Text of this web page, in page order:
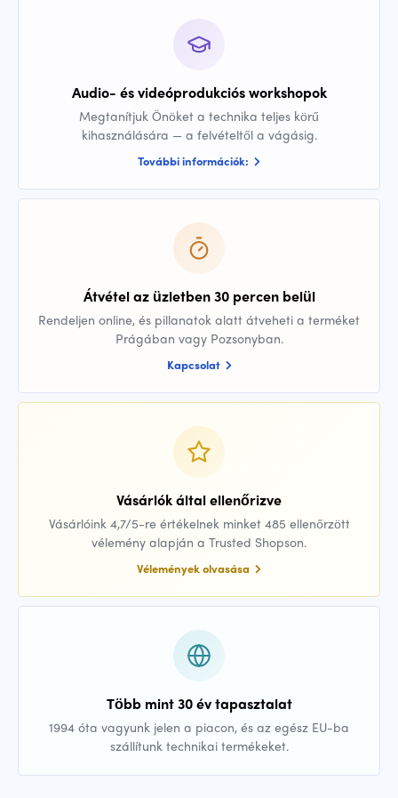
Audio- és videóprodukciós workshopok
Megtanítjuk Önöket a technika teljes körű
kihasználására — a felvételtől a vágásig.
További információk:
Átvétel az üzletben 30 percen belül
Rendeljen online, és pillanatok alatt átveheti a terméket
Prágában vagy Pozsonyban.
Kapcsolat
Vásárlók által ellenőrizve
Vásárlóink 4,7/5-re értékelnek minket 485 ellenőrzött
vélemény alapján a Trusted Shopson.
Vélemények olvasása
Több mint 30 év tapasztalat
1994 óta vagyunk jelen a piacon, és az egész EU-ba
szállítunk technikai termékeket.